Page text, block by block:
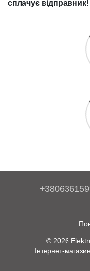
сплачує відправник!
© 2026
Інтернет-